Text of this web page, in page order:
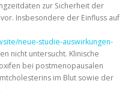
zur Sicherheit der
Insbesondere der Einfluss auf
neue-studie-auswirkungen-
nicht untersucht. Klinische
bei postmenopausalen
im Blut sowie der